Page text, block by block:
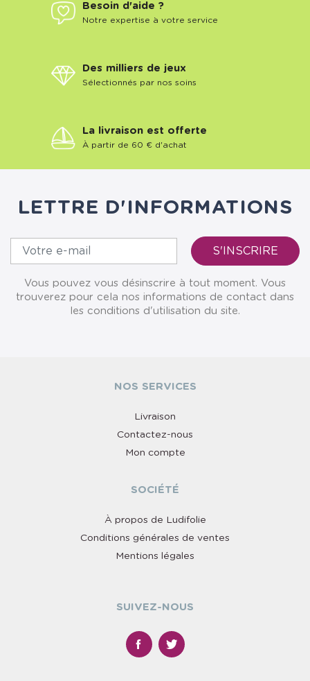
Besoin d'aide ?
Notre expertise à votre service
Des milliers de jeux
Sélectionnés par nos soins
La livraison est offerte
À partir de 60 € d'achat
LETTRE D'INFORMATIONS
Vous pouvez vous désinscrire à tout moment. Vous
trouverez pour cela nos informations de contact dans
les conditions d'utilisation du site.
NOS SERVICES
Livraison
Contactez-nous
Mon compte
SOCIÉTÉ
À propos de Ludifolie
Conditions générales de ventes
Mentions légales
SUIVEZ-NOUS